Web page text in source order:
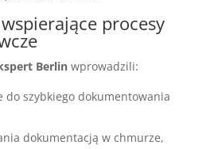
procesy
Berlinwprowadzili:
do szybkiego dokumentowania
dokumentacją w chmurze,